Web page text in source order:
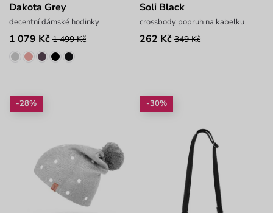
Dakota Grey
decentní dámské hodinky
1 079 Kč 1 499 Kč
Soli Black
crossbody popruh na kabelku
262 Kč 349 Kč
-28% -30%